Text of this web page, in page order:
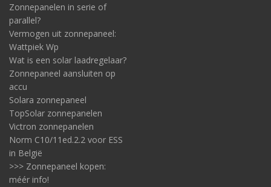
Camper opbouwen van een Citroën Jumper
Kortom, voor het ombouwen en opbouwen van een Jumper tot
een camper zijn er volledige instructiepakketten op maat op de
markt. Deze bieden de meubels zelf, het hoofdmateriaal, het
ondersteunend en voorgefabriceerd materiaal,
instructietekeningen, advies, instructie voor montage, isolatie,
bekabeling, aankleding, stoffering en afwerking.
Ze bieden ook informatie en doorverwijzingen met
betrekking tot de benodigde elektra.
tezamen een camper off-gridsysteem en bestaan uit minimaal
een of meerdere zonnepanelen, een opslagaccu en een
omvormer. Op de website van de Vantast bijvoorbeeld staan de
volgende componenten voor de off-grid elektra omschreven,
Zonnepanelen in serie of
parallel?
Vermogen uit zonnepaneel:
Wattpiek Wp
Wat is een solar laadregelaar?
Zonnepaneel aansluiten op
accu
Solara zonnepaneel
TopSolar zonnepanelen
Victron zonnepanelen
Norm C10/11ed.2.2 voor ESS
in België
>>> Zonnepaneel kopen:
méér info!